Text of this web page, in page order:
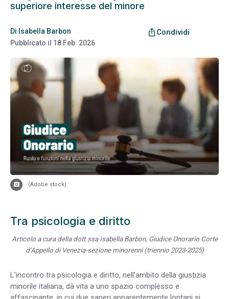
superiore interesse del minore
Di Isabella Barbon
Pubblicato il 18 Feb. 2026
ios_share Condividi
(Adobe stock)
Tra psicologia e diritto
Articolo a cura della dott.ssa Isabella Barbon, Giudice Onorario Corte
d’Appello di Venezia-sezione minorenni (triennio 2023-2025)
L’incontro tra psicologia e diritto, nell’ambito della giustizia
minorile italiana, dà vita a uno spazio complesso e